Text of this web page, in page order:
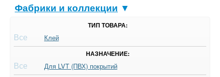
Фабрики и коллекции ▼
ТИП ТОВАРА:
Все Клей
НАЗНАЧЕНИЕ:
Все Для LVT (ПВХ) покрытий